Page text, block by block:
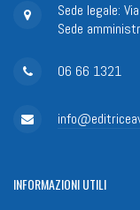
Sede legale:
Sede
06 66 1321
INFORMAZIONIUTILI